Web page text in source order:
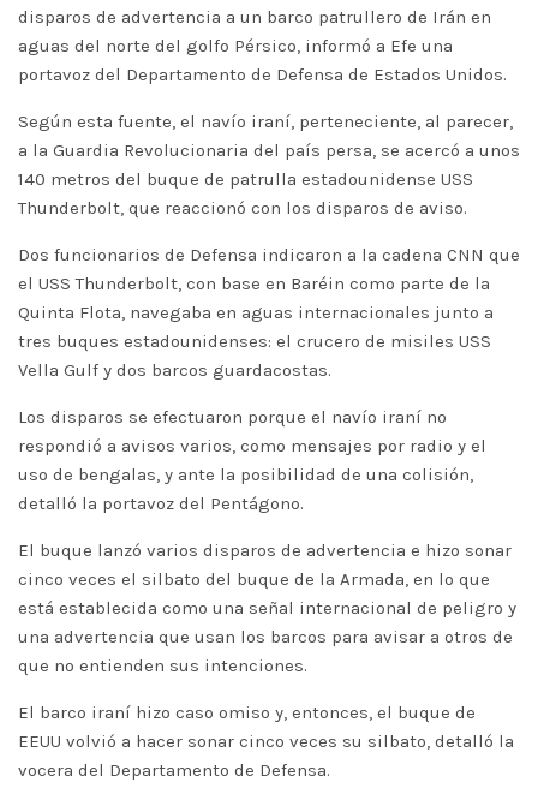
disparos de advertencia a un barco patrullero de Irán en
aguas del norte del golfo Pérsico, informó a Efe una
portavoz del Departamento de Defensa de Estados Unidos.
Según esta fuente, el navío iraní, perteneciente, al parecer,
a la Guardia Revolucionaria del país persa, se acercó a unos
140 metros del buque de patrulla estadounidense USS
Thunderbolt, que reaccionó con los disparos de aviso.
Dos funcionarios de Defensa indicaron a la cadena CNN que
el USS Thunderbolt, con base en Baréin como parte de la
Quinta Flota, navegaba en aguas internacionales junto a
tres buques estadounidenses: el crucero de misiles USS
Vella Gulf y dos barcos guardacostas.
Los disparos se efectuaron porque el navío iraní no
respondió a avisos varios, como mensajes por radio y el
uso de bengalas, y ante la posibilidad de una colisión,
detalló la portavoz del Pentágono.
El buque lanzó varios disparos de advertencia e hizo sonar
cinco veces el silbato del buque de la Armada, en lo que
está establecida como una señal internacional de peligro y
una advertencia que usan los barcos para avisar a otros de
que no entienden sus intenciones.
El barco iraní hizo caso omiso y, entonces, el buque de
EEUU volvió a hacer sonar cinco veces su silbato, detalló la
vocera del Departamento de Defensa.